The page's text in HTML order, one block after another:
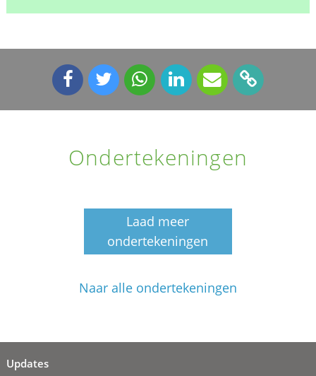
Ondertekeningen
Laad meer
ondertekeningen
Naar alle ondertekeningen
Updates